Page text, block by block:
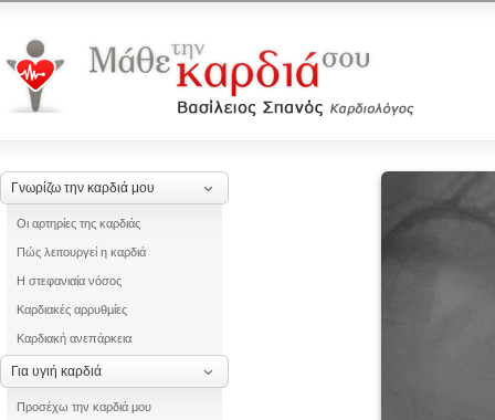
Γνωρίζω την καρδιά μου
Οι αρτηρίες της καρδιάς
Πώς λειτουργεί η καρδιά
Η στεφανιαία νόσος
Καρδιακές αρρυθμίες
Καρδιακή ανεπάρκεια
Για υγιή καρδιά
Προσέχω την καρδιά μου